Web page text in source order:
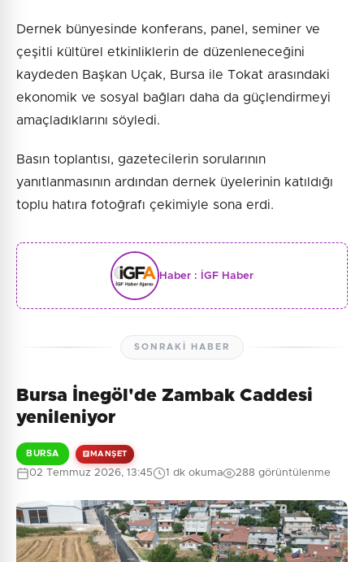
Dernek bünyesinde konferans, panel, seminer ve
çeşitli kültürel etkinliklerin de düzenleneceğini
kaydeden Başkan Uçak, Bursa ile Tokat arasındaki
ekonomik ve sosyal bağları daha da güçlendirmeyi
amaçladıklarını söyledi.
Basın toplantısı, gazetecilerin sorularının
yanıtlanmasının ardından dernek üyelerinin katıldığı
toplu hatıra fotoğrafı çekimiyle sona erdi.
Haber : İGF Haber
SONRAKI HABER
Bursa İnegöl'de Zambak Caddesi
yenileniyor
BURSA MANŞET
02 Temmuz 2026, 13:45 1 dk okuma 288 görüntülenme